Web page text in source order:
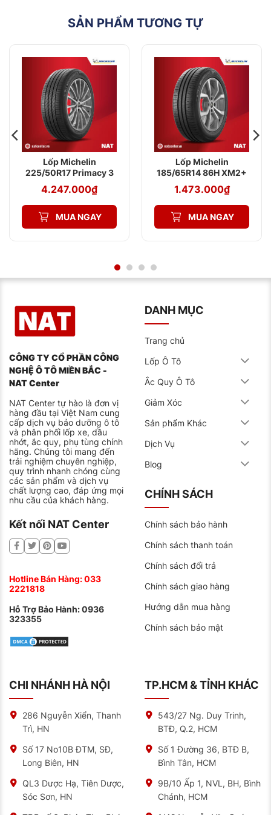
chống hàng giả
Infographic hướng dẫn cách đọc thông số lốp ô tô từ
trung tâm bảo dưỡng ô tô NAT Center
theo chuyên gia NAT Center
– đây là kết quả của hàng nghìn giờ nghiên cứu từ
Bridgestone. Qua khảo sát thực tế với 200+ khách
hàng tại các chi nhánh NAT, chúng tôi tổng hợp những
Độ bám đường xuất sắc
: Công nghệ nano phân tử
giúp lốp bám đường ướt tốt hơn 15% so với thế hệ
trước – tương tự như giày chạy bộ chuyên dụng
bám sân vậy. Trong thử nghiệm phanh khẩn cấp,
SẢN PHẨM TƯƠNG TỰ
Lốp Michelin
225/50R17 Primacy 3
ZP MOE
4.247.000₫
MUA NGAY
Lốp Michelin
185/65R14 86H XM2+
1.473.000₫
MUA NGAY
CÔNG TY CỔ PHẦN CÔNG
NGHỆ Ô TÔ MIỀN BẮC -
NAT Center
NAT Center tự hào là đơn vị
hàng đầu tại Việt Nam cung
cấp dịch vụ bảo dưỡng ô tô
và phân phối lốp xe, dầu
nhớt, ắc quy, phụ tùng chính
hãng. Chúng tôi mang đến
trải nghiệm chuyên nghiệp,
quy trình nhanh chóng cùng
các sản phẩm và dịch vụ
chất lượng cao, đáp ứng mọi
nhu cầu của khách hàng.
Kết nối NAT Center
Hotline Bán Hàng:033
2221818
Hỗ Trợ Bảo Hành:0936
323355
DANH MỤC
Trang chủ
Lốp Ô Tô
Ắc Quy Ô Tô
Giảm Xóc
Sản phẩm Khác
Dịch Vụ
Blog
CHÍNH SÁCH
Chính sách bảo hành
Chính sách thanh toán
Chính sách đổi trả
Chính sách giao hàng
Hướng dẫn mua hàng
Chính sách bảo mật
CHI NHÁNH HÀ NỘI
286 Nguyễn Xiển, Thanh
Trì, HN
Số 17 No10B ĐTM, SĐ,
Long Biên, HN
QL3 Dược Hạ, Tiên Dược,
Sóc Sơn, HN
TP.HCM & TỈNH KHÁC
543/27 Ng. Duy Trinh,
BTĐ, Q.2, HCM
Số 1 Đường 36, BTĐ B,
Bình Tân, HCM
9B/10 Ấp 1, NVL, BH, Bình
Chánh, HCM